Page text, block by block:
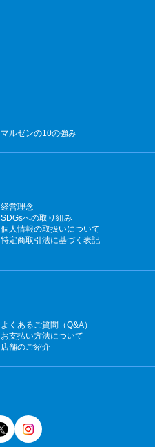
マルゼンの10の強み
経営理念
SDGsへの取り組み
個人情報の取扱いについて
特定商取引法に基づく表記
よくあるご質問（Q&A）
お支払い方法について
店舗のご紹介